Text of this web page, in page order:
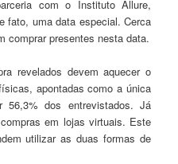
com o Instituto Allure,
fato, uma data especial. Cerca
comprar presentes nesta data.
revelados devem aquecer o
apontadas como a única
dos entrevistados. Já
em lojas virtuais. Este
utilizar as duas formas de